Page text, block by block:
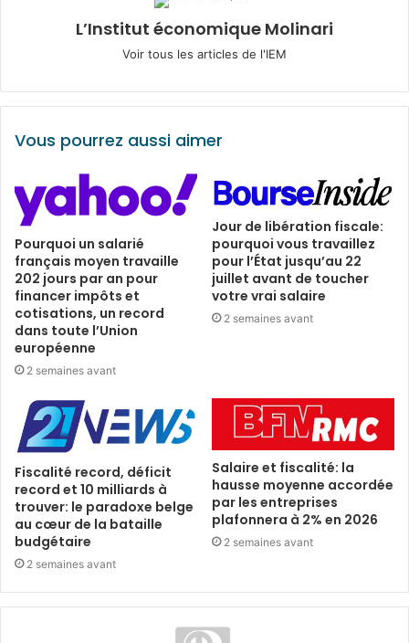
L’Institut économique Molinari
Voir tous les articles de l'IEM
Vous pourrez aussi aimer
Pourquoi un salarié
français moyen travaille
202 jours par an pour
financer impôts et
cotisations, un record
dans toute l’Union
européenne
2 semaines avant
Jour de libération fiscale:
pourquoi vous travaillez
pour l’État jusqu’au 22
juillet avant de toucher
votre vrai salaire
2 semaines avant
Fiscalité record, déficit
record et 10 milliards à
trouver: le paradoxe belge
au cœur de la bataille
budgétaire
2 semaines avant
Salaire et fiscalité: la
hausse moyenne accordée
par les entreprises
plafonnera à 2% en 2026
2 semaines avant